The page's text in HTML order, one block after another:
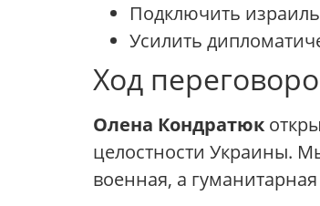
Подключить
Усилить
Ход
Олена Кондратюк
целостности Украины.
военная, а